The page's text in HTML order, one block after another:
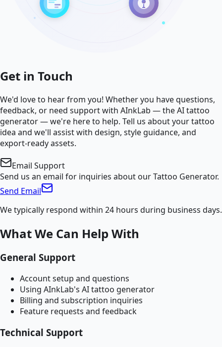
Get in Touch
We'd love to hear from you! Whether you have questions,
feedback, or need support with AInkLab — the AI tattoo
generator — we're here to help. Tell us about your tattoo
idea and we'll assist with design, style guidance, and
export-ready assets.
Email Support
Send us an email for inquiries about our Tattoo Generator.
Send Email
We typically respond within 24 hours during business days.
What We Can Help With
General Support
Account setup and questions
Using AInkLab's AI tattoo generator
Billing and subscription inquiries
Feature requests and feedback
Technical Support